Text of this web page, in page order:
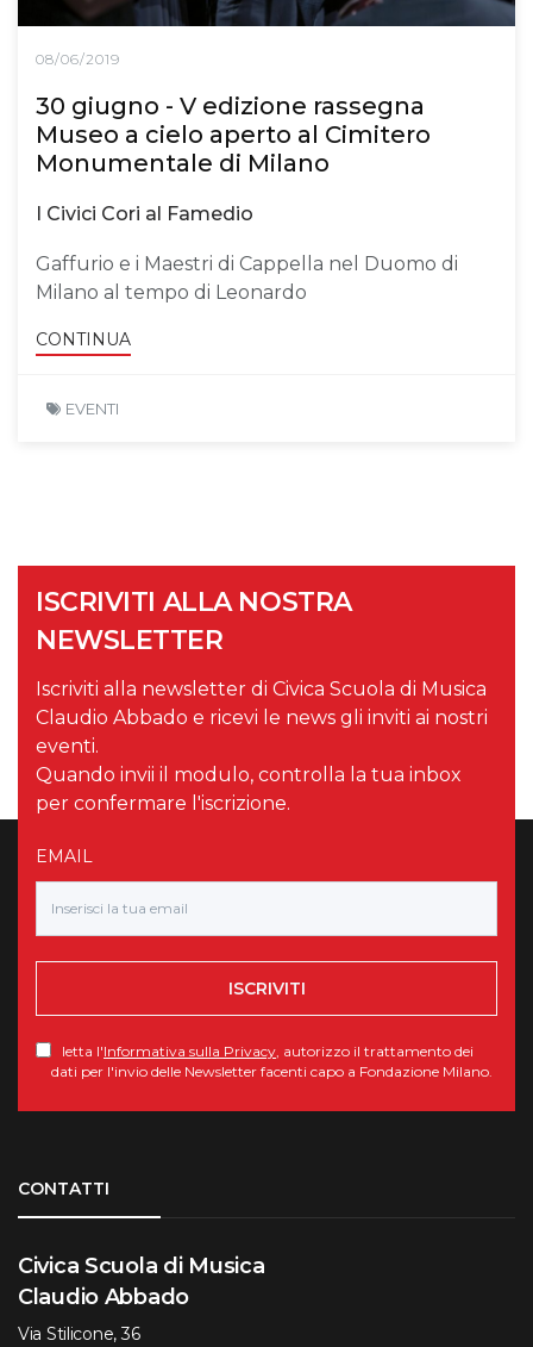
08/06/2019
30 giugno - V edizione rassegna
Museo a cielo aperto al Cimitero
Monumentale di Milano
I Civici Cori al Famedio
Gaffurio e i Maestri di Cappella nel Duomo di
Milano al tempo di Leonardo
CONTINUA
EVENTI
ISCRIVITI ALLA NOSTRA
NEWSLETTER
Iscriviti alla newsletter di Civica Scuola di Musica
Claudio Abbado e ricevi le news gli inviti ai nostri
eventi.
Quando invii il modulo, controlla la tua inbox
per confermare l'iscrizione.
EMAIL
ISCRIVITI
letta l'Informativa sulla Privacy , autorizzo il trattamento dei
dati per l'invio delle Newsletter facenti capo a Fondazione Milano.
CONTATTI
Civica Scuola di Musica
Claudio Abbado
Via Stilicone, 36